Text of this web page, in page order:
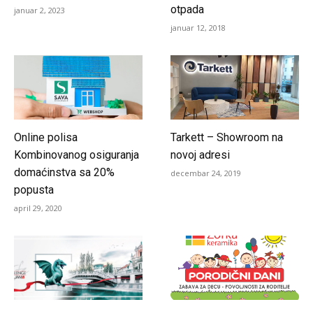
januar 2, 2023
otpada
januar 12, 2018
Online polisa
Kombinovanog osiguranja
domaćinstva sa 20%
popusta
april 29, 2020
Tarkett – Showroom na
novoj adresi
decembar 24, 2019